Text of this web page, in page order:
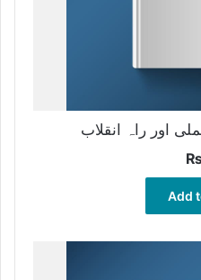
اور راہ انقلاب
Add